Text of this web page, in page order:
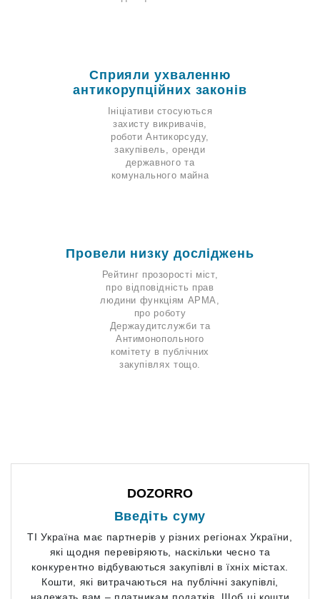
Сприяли ухваленню
антикорупційних законів
Ініціативи стосуються
захисту викривачів,
роботи Антикорсуду,
закупівель, оренди
державного та
комунального майна
Провели низку досліджень
Рейтинг прозорості міст,
про відповідність прав
людини функціям АРМА,
про роботу
Держаудитслужби та
Антимонопольного
комітету в публічних
закупівлях тощо.
DOZORRO
Введіть суму
ТІ Україна має партнерів у різних регіонах України,
які щодня перевіряють, наскільки чесно та
конкурентно відбуваються закупівлі в їхніх містах.
Кошти, які витрачаються на публічні закупівлі,